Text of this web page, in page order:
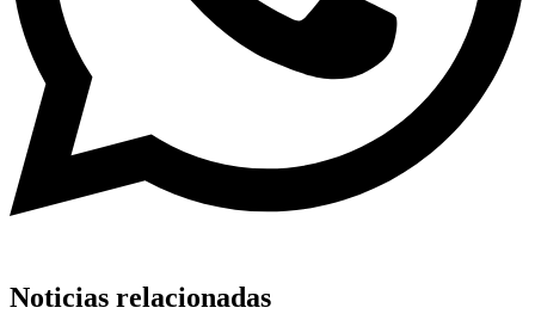
Noticias relacionadas